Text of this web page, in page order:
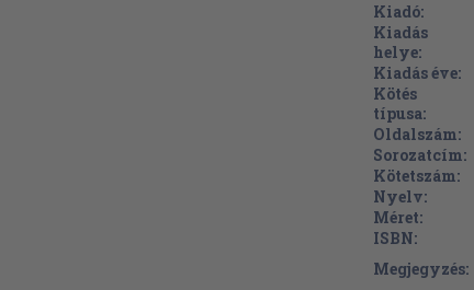
Kiadó:
Kiadás
helye:
Kiadás éve:
Kötés
típusa:
Oldalszám:
Sorozatcím:
Kötetszám:
Nyelv:
Méret:
ISBN:
Megjegyzés: